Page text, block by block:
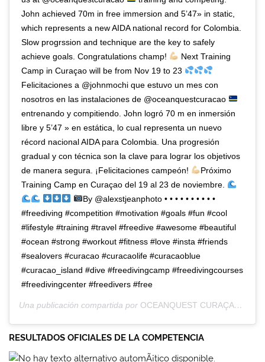
John achieved 70m in free immersion and 5’47» in static,
which represents a new AIDA national record for Colombia.
Slow progrssion and technique are the key to safely
achieve goals. Congratulations champ!
Next Training
Camp in Curaçao will be from Nov 19 to 23
Felicitaciones a @johnmochi que estuvo un mes con
nosotros en las instalaciones de @oceanquestcuracao
entrenando y compitiendo. John logró 70 m en inmersión
libre y 5’47 » en estática, lo cual representa un nuevo
récord nacional AIDA para Colombia. Una progresión
gradual y con técnica son la clave para lograr los objetivos
de manera segura. ¡Felicitaciones campeón!
Próximo
Training Camp en Curaçao del 19 al 23 de noviembre.
By @alexstjeanphoto • • • • • • • • • •
#freediving #competition #motivation #goals #fun #cool
#lifestyle #training #travel #freedive #awesome #beautiful
#ocean #strong #workout #fitness #love #insta #friends
#sealovers #curacao #curacaolife #curacaoblue
#curacao_island #dive #freedivingcamp #freedivingcourses
#freedivingcenter #freedivers #free
Una publicación compartida por OCEANQUEST CURAÇAO
RESULTADOS OFICIALES DE LA COMPETENCIA